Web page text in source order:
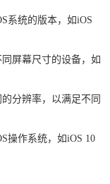
系统的版本，如iOS
屏幕尺寸的设备，如
分辨率，以满足不同
操作系统，如iOS 10